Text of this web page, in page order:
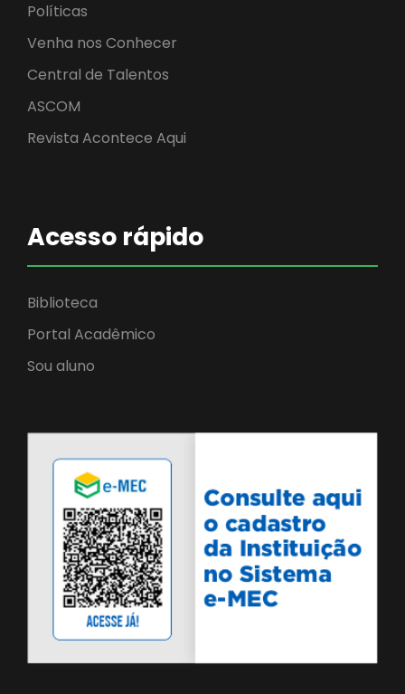
Políticas
Venha nos Conhecer
Central de Talentos
ASCOM
Revista Acontece Aqui
Acesso rápido
Biblioteca
Portal Acadêmico
Sou aluno